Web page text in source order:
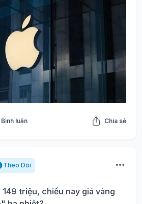
Bình luận Chia sẻ
Theo Dõi
triệu, chiều nay giá vàng